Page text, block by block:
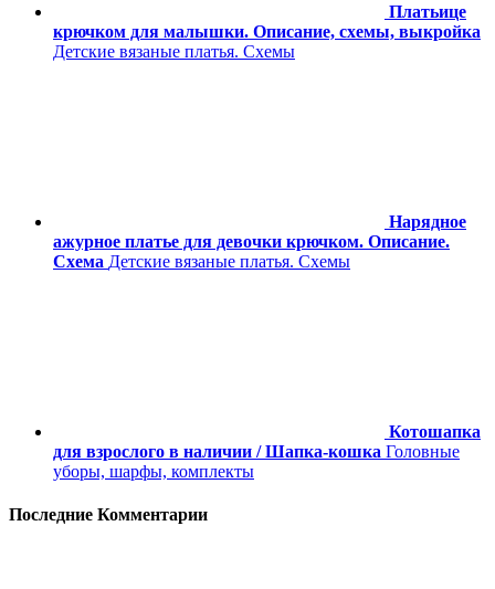
Платьице
крючком для малышки. Описание, схемы, выкройка
Детские вязаные платья. Схемы
Нарядное
ажурное платье для девочки крючком. Описание.
Схема Детские вязаные платья. Схемы
Котошапка
для взрослого в наличии / Шапка-кошка Головные
уборы, шарфы, комплекты
Последние Комментарии